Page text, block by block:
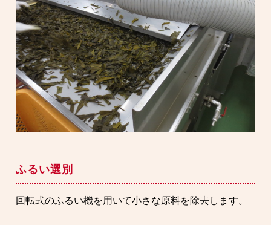
ふるい選別
回転式のふるい機を用いて小さな原料を除去します。